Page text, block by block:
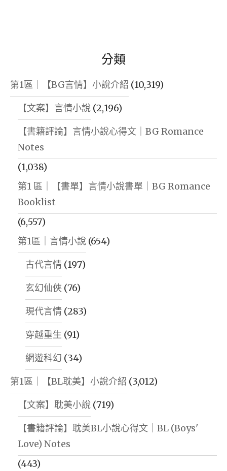
分類
第1區｜【BG言情】小說介紹 (10,319)
【文案】言情小說 (2,196)
【書籍評論】言情小說心得文｜BG Romance
Notes
(1,038)
第1 區｜【書單】言情小說書單｜BG Romance
Booklist
(6,557)
第1區｜言情小說 (654)
古代言情 (197)
玄幻仙俠 (76)
現代言情 (283)
穿越重生 (91)
網遊科幻 (34)
第1區｜【BL耽美】小說介紹 (3,012)
【文案】耽美小說 (719)
【書籍評論】耽美BL小說心得文｜BL (Boys'
Love) Notes
(443)